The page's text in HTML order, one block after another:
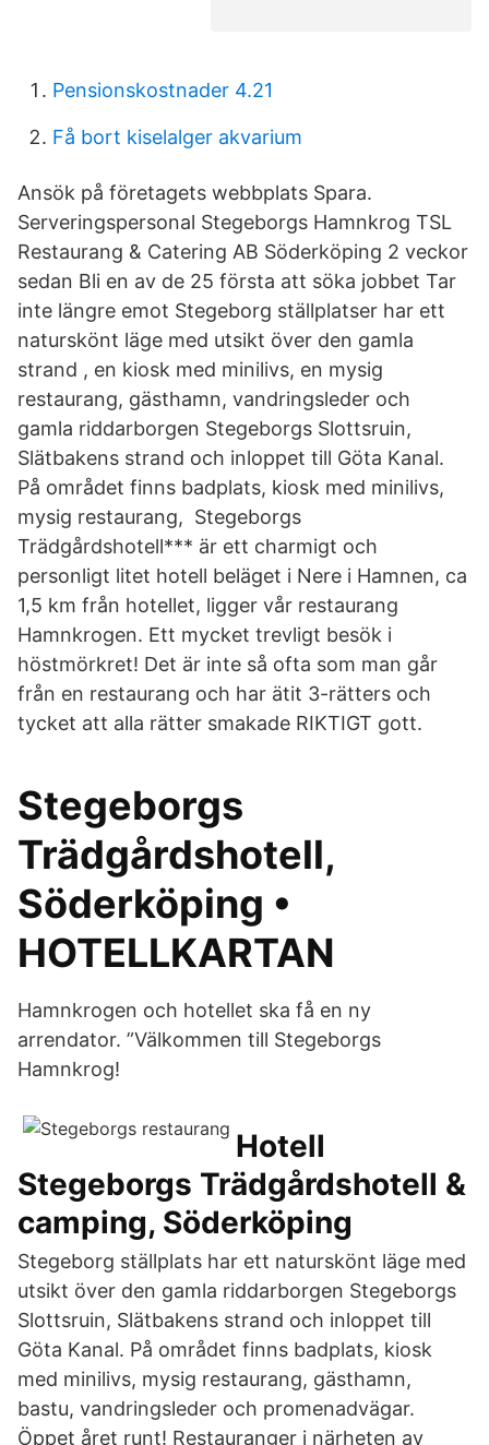
Pensionskostnader 4.21
Få bort kiselalger akvarium
Ansök på företagets webbplats Spara.
Serveringspersonal Stegeborgs Hamnkrog TSL
Restaurang & Catering AB Söderköping 2 veckor
sedan Bli en av de 25 första att söka jobbet Tar
inte längre emot Stegeborg ställplatser har ett
naturskönt läge med utsikt över den gamla
strand , en kiosk med minilivs, en mysig
restaurang, gästhamn, vandringsleder och
gamla riddarborgen Stegeborgs Slottsruin,
Slätbakens strand och inloppet till Göta Kanal.
På området finns badplats, kiosk med minilivs,
mysig restaurang, Stegeborgs
Trädgårdshotell*** är ett charmigt och
personligt litet hotell beläget i Nere i Hamnen, ca
1,5 km från hotellet, ligger vår restaurang
Hamnkrogen. Ett mycket trevligt besök i
höstmörkret! Det är inte så ofta som man går
från en restaurang och har ätit 3-rätters och
tycket att alla rätter smakade RIKTIGT gott.
Stegeborgs
Trädgårdshotell,
Söderköping •
HOTELLKARTAN
Hamnkrogen och hotellet ska få en ny
arrendator. ”Välkommen till Stegeborgs
Hamnkrog!
Hotell
Stegeborgs Trädgårdshotell &
camping, Söderköping
Stegeborg ställplats har ett naturskönt läge med
utsikt över den gamla riddarborgen Stegeborgs
Slottsruin, Slätbakens strand och inloppet till
Göta Kanal. På området finns badplats, kiosk
med minilivs, mysig restaurang, gästhamn,
bastu, vandringsleder och promenadvägar.
Öppet året runt! Restauranger i närheten av